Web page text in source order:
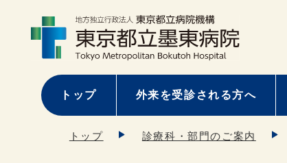
トップ 外来を受診される方へ
トップ 診療科・部門のご案内